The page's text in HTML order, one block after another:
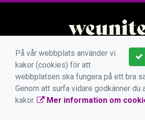
På vår webbplats använder vi
kakor (cookies) för att
webbplatsen ska fungera på ett bra
Genom att surfa vidare godkänner du
kakor.
Mer information om